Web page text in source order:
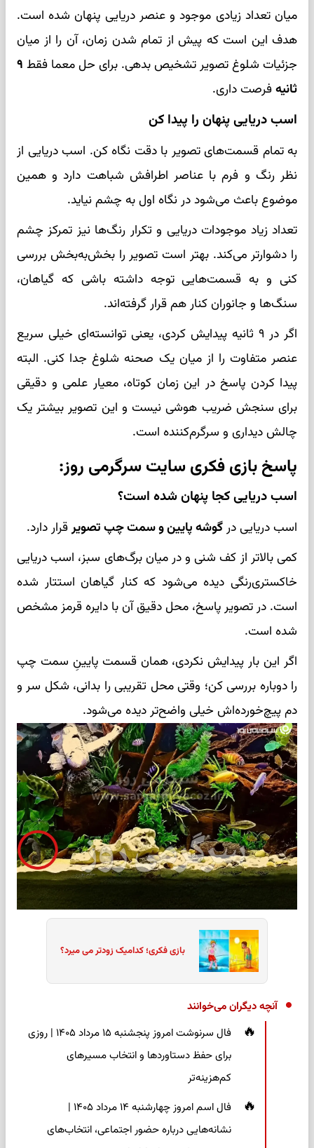
میان تعداد زیادی موجود و عنصر دریایی پنهان شده است.
هدف این است که پیش از تمام شدن زمان، آن را از میان
جزئیات شلوغ تصویر تشخیص بدهی. برای حل معما فقط ۹
ثانیهفرصت داری.
اسب دریایی پنهان را پیدا کن
به تمام قسمت‌های تصویر با دقت نگاه کن. اسب دریایی از
نظر رنگ و فرم با عناصر اطرافش شباهت دارد و همین
موضوع باعث می‌شود در نگاه اول به چشم نیاید.
تعداد زیاد موجودات دریایی و تکرار رنگ‌ها نیز تمرکز چشم
را دشوارتر می‌کند. بهتر است تصویر را بخش‌به‌بخش بررسی
کنی و به قسمت‌هایی توجه داشته باشی که گیاهان،
سنگ‌ها و جانوران کنار هم قرار گرفته‌اند.
اگر در ۹ ثانیه پیدایش کردی، یعنی توانسته‌ای خیلی سریع
عنصر متفاوت را از میان یک صحنه شلوغ جدا کنی. البته
پیدا کردن پاسخ در این زمان کوتاه، معیار علمی و دقیقی
برای سنجش ضریب هوشی نیست و این تصویر بیشتر یک
چالش دیداری و سرگرم‌کننده است.
پاسخ بازی فکری سایت سرگرمی روز:
اسب دریایی کجا پنهان شده است؟
اسب دریایی در گوشه پایین و سمت چپ تصویرقرار دارد.
کمی بالاتر از کف شنی و در میان برگ‌های سبز، اسب دریایی
خاکستری‌رنگی دیده می‌شود که کنار گیاهان استتار شده
است. در تصویر پاسخ، محل دقیق آن با دایره قرمز مشخص
شده است.
اگر این بار پیدایش نکردی، همان قسمت پایینِ سمت چپ
را دوباره بررسی کن؛ وقتی محل تقریبی را بدانی، شکل سر و
دم پیچ‌خورده‌اش خیلی واضح‌تر دیده می‌شود.
بازی فکری؛ کدامیک زودتر می میرد؟
آنچه دیگران می‌خوانند
فال سرنوشت امروز پنجشنبه ۱۵ مرداد ۱۴۰۵ | روزی
برای حفظ دستاوردها و انتخاب مسیرهای
کم‌هزینه‌تر
فال اسم امروز چهارشنبه ۱۴ مرداد ۱۴۰۵ |
نشانه‌هایی درباره حضور اجتماعی، انتخاب‌های